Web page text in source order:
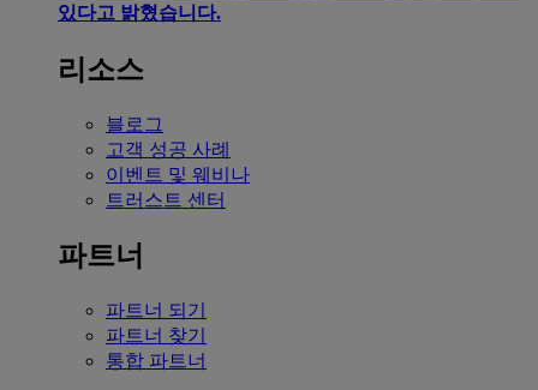
있다고 밝혔습니다.
리소스
블로그
고객 성공 사례
이벤트 및 웨비나
트러스트 센터
파트너
파트너 되기
파트너 찾기
통합 파트너